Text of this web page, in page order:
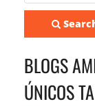
BLOGS
ÚNICOS